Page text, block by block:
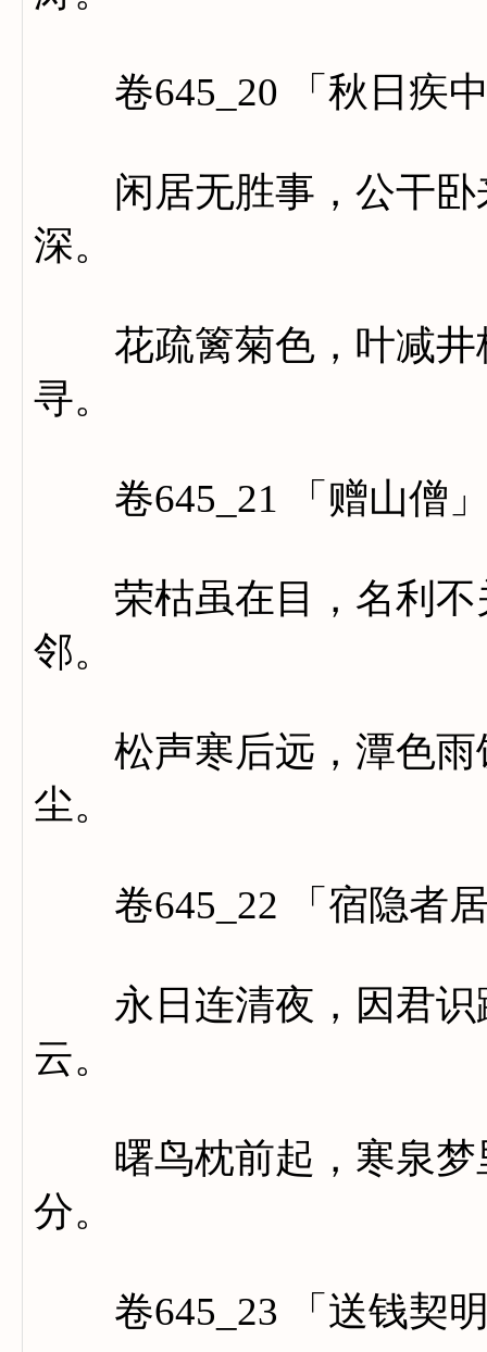
卷645_20 「秋日疾中
闲居无胜事，公干卧
深。
花疏篱菊色，叶减井
寻。
卷645_21 「赠山僧
荣枯虽在目，名利不
邻。
松声寒后远，潭色雨
尘。
卷645_22 「宿隐者
永日连清夜，因君识
云。
曙鸟枕前起，寒泉梦
分。
卷645_23 「送钱契明